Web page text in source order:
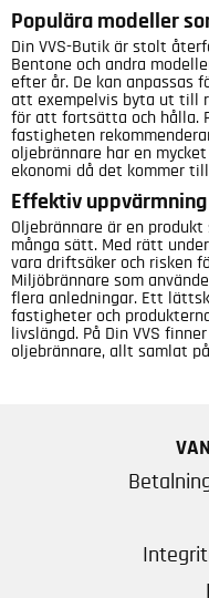
Populära modeller
Din VVS-Butik är stolt
Bentone och andra
efter år. De kan anpassas
att exempelvis byta ut till
för att fortsätta och hålla.
fastigheten
oljebrännare har en
ekonomi då det kommer
Effektiv
Oljebrännare är en
många sätt. Med rätt
vara driftsäker och risken
Miljöbrännare som
flera anledningar. Ett
fastigheter och
livslängd. På Din VVS
oljebrännare, allt samlat